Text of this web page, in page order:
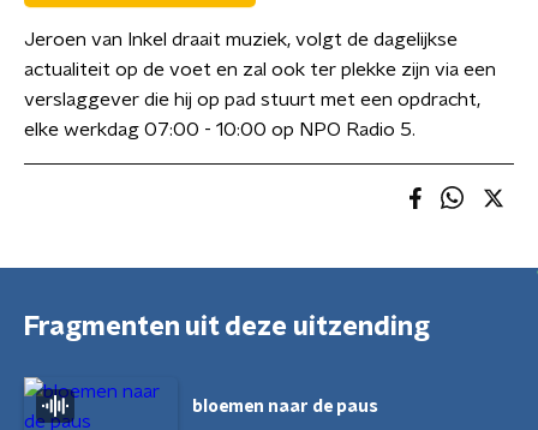
Jeroen van Inkel draait muziek, volgt de dagelijkse
actualiteit op de voet en zal ook ter plekke zijn via een
verslaggever die hij op pad stuurt met een opdracht,
elke werkdag 07:00 - 10:00 op NPO Radio 5.
Fragmenten uit deze uitzending
bloemen naar de paus